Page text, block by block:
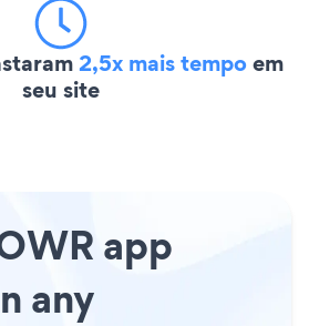
2,5x mais tempoem
seu site
app
any